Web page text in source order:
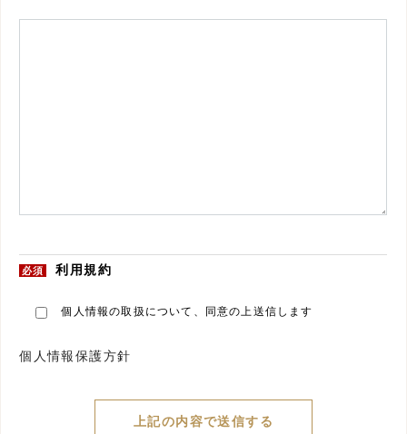
必須 利用規約
個人情報の取扱について、同意の上送信します
個人情報保護方針